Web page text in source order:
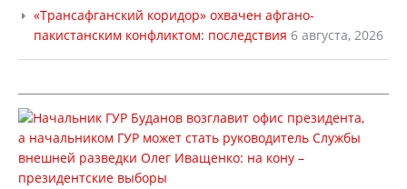
«Трансафганский коридор» охвачен афгано-
пакистанским конфликтом: последствия 6 августа, 2026